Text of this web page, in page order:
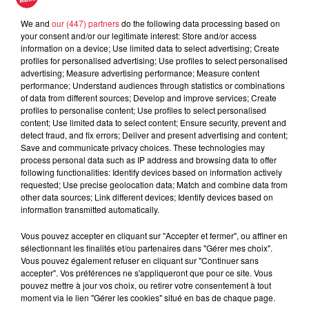
A lire aussi
6 août 2026
À Hoerdt, de l’eau brune sort des
robinets
6 août 2026
Tags antisémites à Strasbourg :
Catherine Trautmann réagit
6 août 2026
Au zoo de Mulhouse : rencontre
avec les flamants rouges
We and our (447) partnersdo the following data processing based on
your consent and/or our legitimate interest: Store and/or access
information on a device; Use limited data to select advertising; Create
profiles for personalised advertising; Use profiles to select personalised
advertising; Measure advertising performance; Measure content
performance; Understand audiences through statistics or combinations
of data from different sources; Develop and improve services; Create
profiles to personalise content; Use profiles to select personalised
content; Use limited data to select content; Ensure security, prevent and
detect fraud, and fix errors; Deliver and present advertising and content;
Save and communicate privacy choices. These technologies may
process personal data such as IP address and browsing data to offer
following functionalities: Identify devices based on information actively
requested; Use precise geolocation data; Match and combine data from
other data sources; Link different devices; Identify devices based on
information transmitted automatically.
Vous pouvez accepter en cliquant sur "Accepter et fermer", ou affiner en
sélectionnant les finalités et/ou partenaires dans "Gérer mes choix".
Vous pouvez également refuser en cliquant sur "Continuer sans
accepter". Vos préférences ne s'appliqueront que pour ce site. Vous
pouvez mettre à jour vos choix, ou retirer votre consentement à tout
moment via le lien "Gérer les cookies" situé en bas de chaque page.